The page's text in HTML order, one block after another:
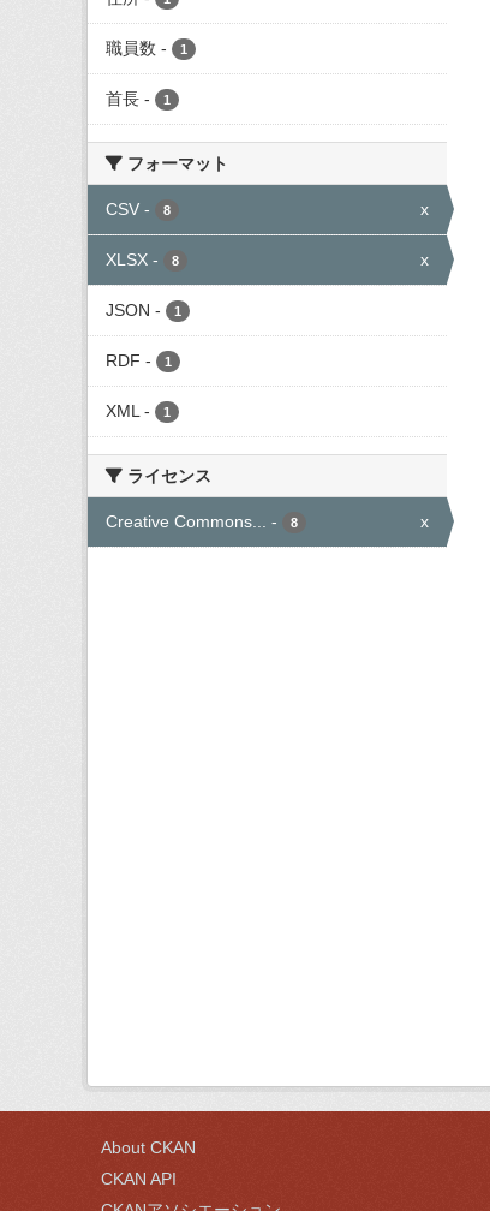
職員数 - 1
首長 - 1
フォーマット
CSV - 8 x
XLSX - 8 x
JSON - 1
RDF - 1
XML - 1
ライセンス
Creative Commons... - 8 x
About CKAN
CKAN API